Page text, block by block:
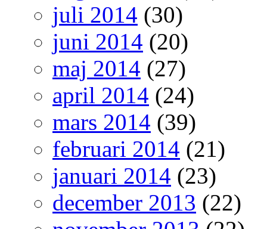
juli 2014 (30)
juni 2014 (20)
maj 2014 (27)
april 2014 (24)
mars 2014 (39)
februari 2014 (21)
januari 2014 (23)
december 2013 (22)